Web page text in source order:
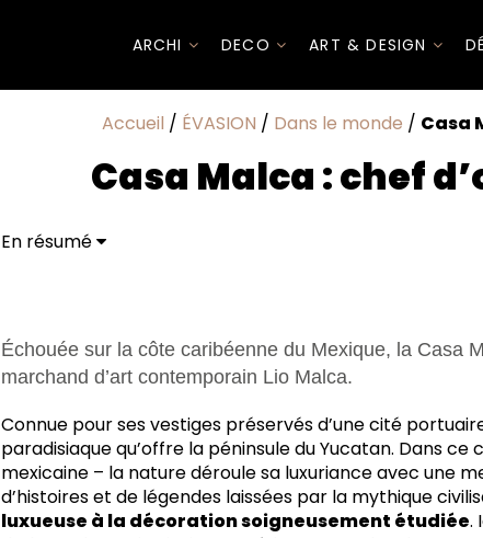
ARCHI DECO ART & DESIGN
Accueil / ÉVASION / Dans le monde / Casa
Casa Malca : chef
En résumé
Échouée sur la côte caribéenne du Mexique, la Casa
marchand d’art contemporain Lio Malca.
Connue pour ses vestiges préservés d’une cité
paradisiaque qu’offre la péninsule du Yucatan. Dans ce
mexicaine – la nature déroule sa luxuriance avec une
d’histoires et de légendes laissées par la mythique
luxueuse à la décoration soigneusement étudiée.